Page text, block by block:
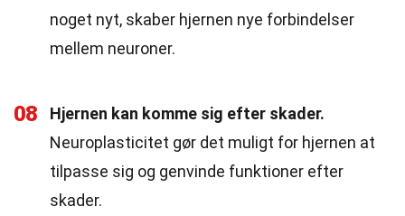
noget nyt, skaber hjernen nye forbindelser
mellem neuroner.
08
Hjernen kan komme sig efter skader.
Neuroplasticitet gør det muligt for hjernen at
tilpasse sig og genvinde funktioner efter
skader.